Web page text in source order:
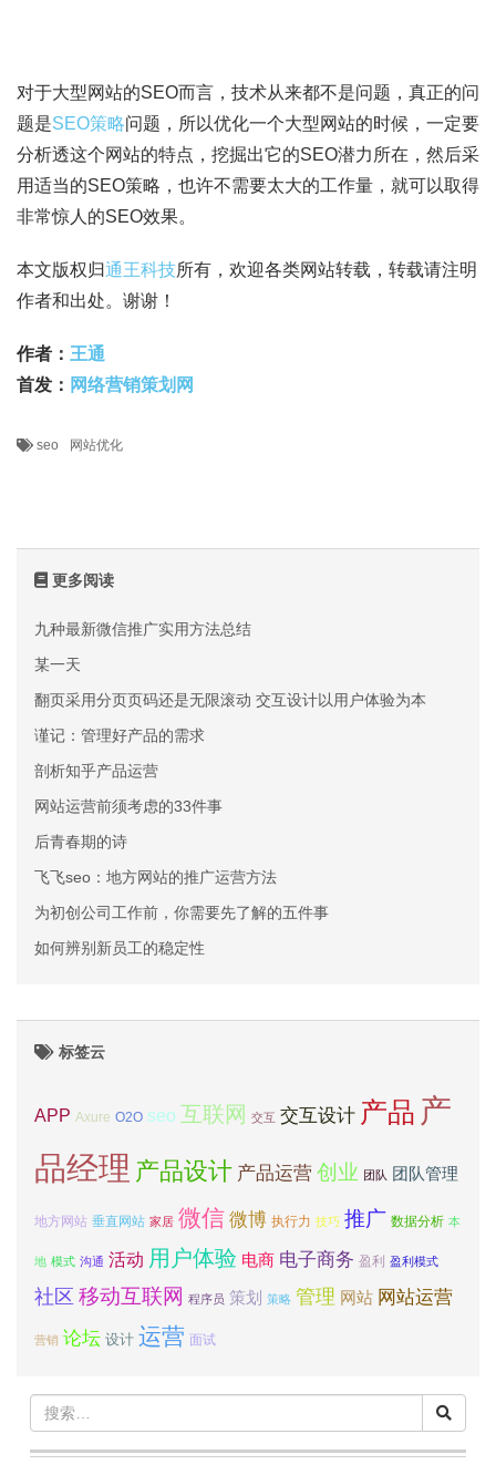
对于大型网站的SEO而言，技术从来都不是问题，真正的问
题是SEO策略问题，所以优化一个大型网站的时候，一定要
分析透这个网站的特点，挖掘出它的SEO潜力所在，然后采
用适当的SEO策略，也许不需要太大的工作量，就可以取得
非常惊人的SEO效果。
本文版权归通王科技所有，欢迎各类网站转载，转载请注明
作者和出处。谢谢！
作者： 王通
首发： 网络营销策划网
seo 网站优化
更多阅读
九种最新微信推广实用方法总结
某一天
翻页采用分页页码还是无限滚动 交互设计以用户体验为本
谨记：管理好产品的需求
剖析知乎产品运营
网站运营前须考虑的33件事
后青春期的诗
飞飞seo：地方网站的推广运营方法
为初创公司工作前，你需要先了解的五件事
如何辨别新员工的稳定性
标签云
APP Axure O2O seo 互联网 交互 交互设计 产品 产
品经理 产品设计 产品运营 创业 团队 团队管理
地方网站 垂直网站 家居 微信 微博 执行力 技巧 推广 数据分析 本
地 模式 沟通 活动 用户体验 电商 电子商务 盈利 盈利模式
社区 移动互联网 程序员 策划 策略 管理 网站 网站运营
营销 论坛 设计 运营 面试